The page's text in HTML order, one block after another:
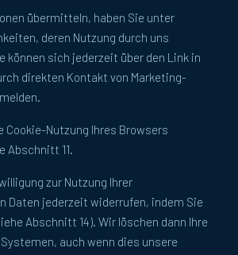
übermitteln, haben Sie unter
deren Nutzung durch uns
können sich jederzeit über den Link in
direkten Kontakt von Marketing-
Cookie-Nutzung Ihres Browsers
Abschnitt 11.
zur Nutzung Ihrer
Daten jederzeit widerrufen, indem Sie
Abschnitt 14). Wir löschen dann Ihre
auch wenn dies unsere